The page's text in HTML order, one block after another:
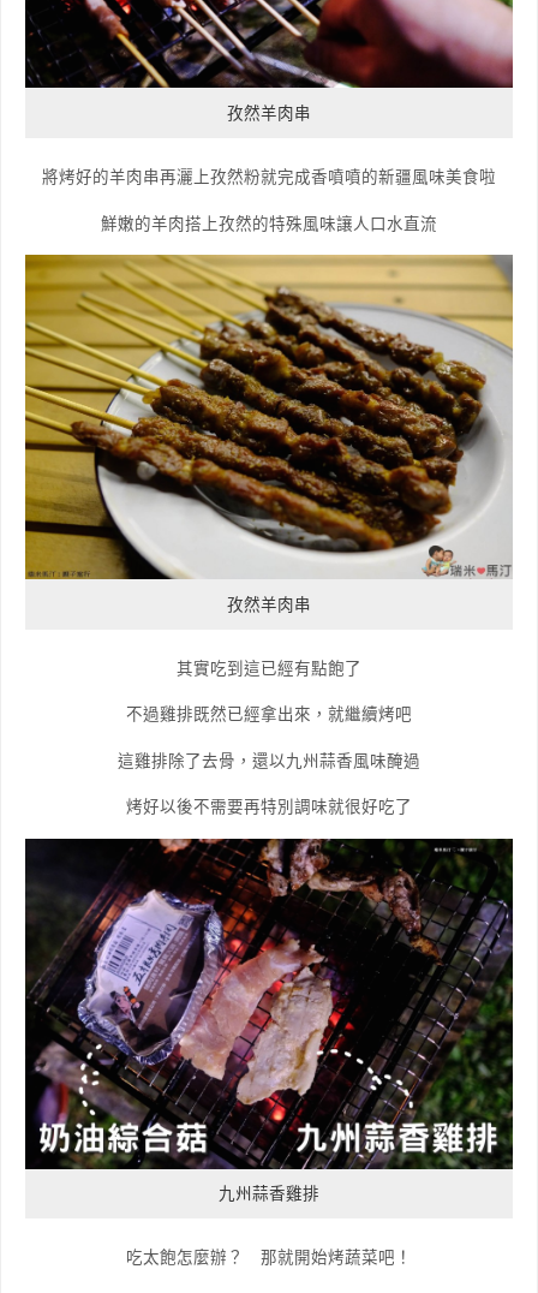
孜然羊肉串
將烤好的羊肉串再灑上孜然粉就完成香噴噴的新疆風味美食啦
鮮嫩的羊肉搭上孜然的特殊風味讓人口水直流
孜然羊肉串
其實吃到這已經有點飽了
不過雞排既然已經拿出來，就繼續烤吧
這雞排除了去骨，還以九州蒜香風味醃過
烤好以後不需要再特別調味就很好吃了
九州蒜香雞排
吃太飽怎麼辦？ 那就開始烤蔬菜吧！